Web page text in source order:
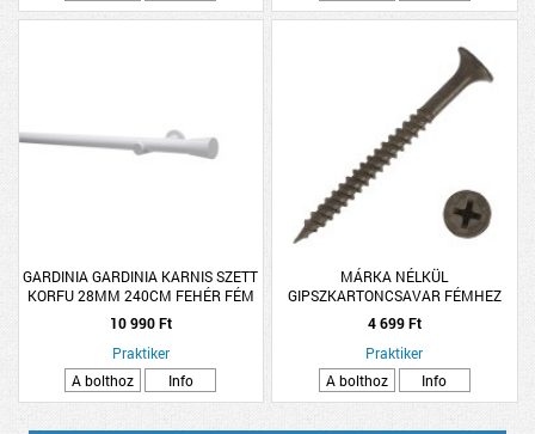
GARDINIA GARDINIA KARNIS SZETT
KORFU 28MM 240CM FEHÉR FÉM
10 990 Ft
Praktiker
A bolthoz
Info
MÁRKA NÉLKÜL
GIPSZKARTONCSAVAR FÉMHEZ
3.5X25MM SF PH FOSZFÁTOZOTT
1000DB/CSM
4 699 Ft
Praktiker
A bolthoz
Info